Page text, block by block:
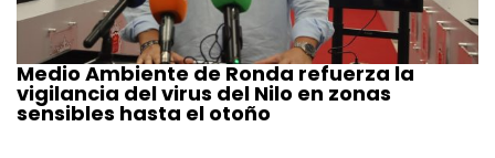
Medio Ambiente de Ronda refuerza la
vigilancia del virus del Nilo en zonas
sensibles hasta el otoño